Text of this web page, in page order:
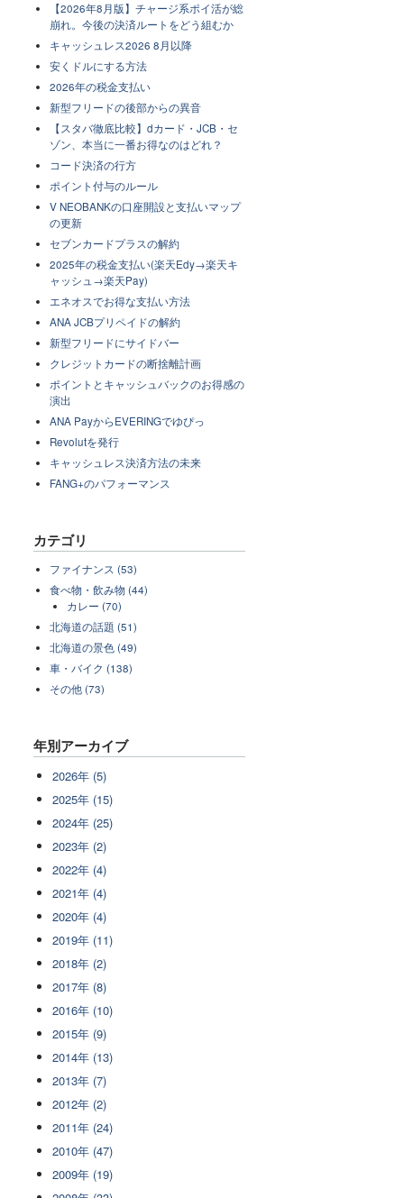
【2026年8月版】チャージ系ポイ活が総
崩れ。今後の決済ルートをどう組むか
キャッシュレス2026 8月以降
安くドルにする方法
2026年の税金支払い
新型フリードの後部からの異音
【スタバ徹底比較】dカード・JCB・セ
ゾン、本当に一番お得なのはどれ？
コード決済の行方
ポイント付与のルール
V NEOBANKの口座開設と支払いマップ
の更新
セブンカードプラスの解約
2025年の税金支払い(楽天Edy→楽天キ
ャッシュ→楽天Pay)
エネオスでお得な支払い方法
ANA JCBプリペイドの解約
新型フリードにサイドバー
クレジットカードの断捨離計画
ポイントとキャッシュバックのお得感の
演出
ANA PayからEVERINGでゆぴっ
Revolutを発行
キャッシュレス決済方法の未来
FANG+のパフォーマンス
カテゴリ
ファイナンス (53)
食べ物・飲み物 (44)
カレー (70)
北海道の話題 (51)
北海道の景色 (49)
車・バイク (138)
その他 (73)
年別アーカイブ
2026年 (5)
2025年 (15)
2024年 (25)
2023年 (2)
2022年 (4)
2021年 (4)
2020年 (4)
2019年 (11)
2018年 (2)
2017年 (8)
2016年 (10)
2015年 (9)
2014年 (13)
2013年 (7)
2012年 (2)
2011年 (24)
2010年 (47)
2009年 (19)